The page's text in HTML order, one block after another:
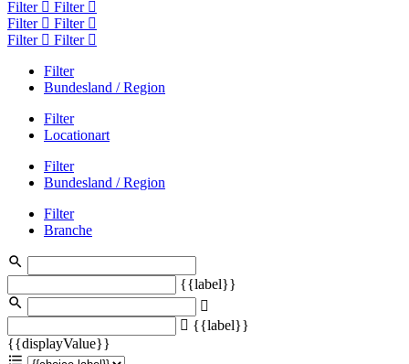
Filter
Filter
Filter
Filter
Filter
Filter
Filter
Bundesland / Region
Filter
Locationart
Filter
Bundesland / Region
Filter
Branche
{{label}}
{{label}}
{{displayValue}}